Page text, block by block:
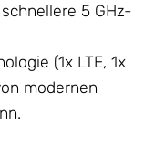
5 GHz-
(1x LTE, 1x
modernen